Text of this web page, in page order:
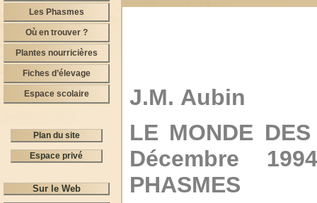
Les Phasmes
Où en trouver ?
Plantes nourricières
Fiches d’élevage
Espace scolaire
Plan du site
Espace privé
Sur le Web
J.M. Aubin
LE MONDE
Décembre
PHASMES